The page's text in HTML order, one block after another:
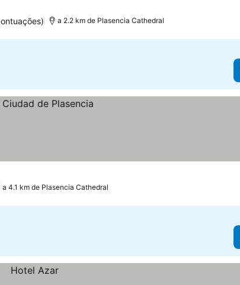
a 2.2 km de Plasencia Cathedral
a 4.1 km de Plasencia Cathedral